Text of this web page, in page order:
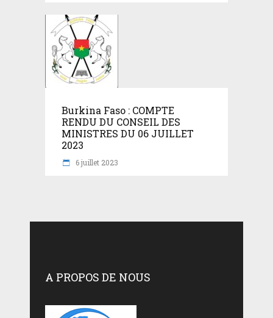
Burkina Faso : COMPTE
RENDU DU CONSEIL DES
MINISTRES DU 06 JUILLET
2023
6 juillet 2023
A PROPOS DE NOUS